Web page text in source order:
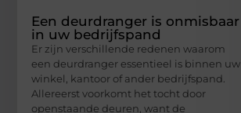
Een deurdranger is onmisbaar
in uw bedrijfspand
Er zijn verschillende redenen waarom
een deurdranger essentieel is binnen uw
winkel, kantoor of ander bedrijfspand.
Allereerst voorkomt het tocht door
openstaande deuren, want de